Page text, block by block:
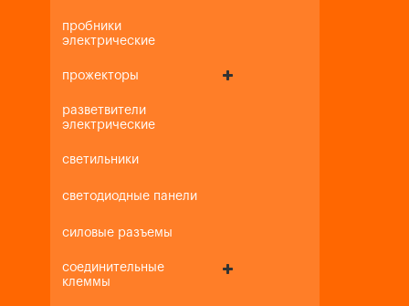
пробники
электрические
прожекторы
разветвители
электрические
светильники
светодиодные панели
силовые разъемы
соединительные
клеммы